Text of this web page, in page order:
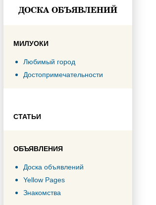
ДОСКА ОБЪЯВЛЕНИЙ
МИЛУОКИ
Любимый город
Достопримечательности
СТАТЬИ
ОБЪЯВЛЕНИЯ
Доска объявлений
Yellow Pages
Знакомства